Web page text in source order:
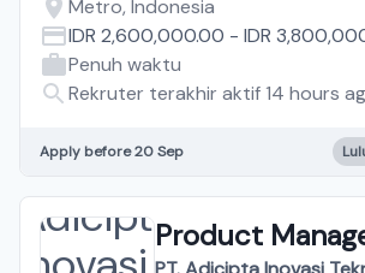
Metro, Indonesia
IDR 2,600,000.00 - IDR
Penuh waktu
Rekruter terakhir aktif 14 hours
Apply before 20 Sep
Product